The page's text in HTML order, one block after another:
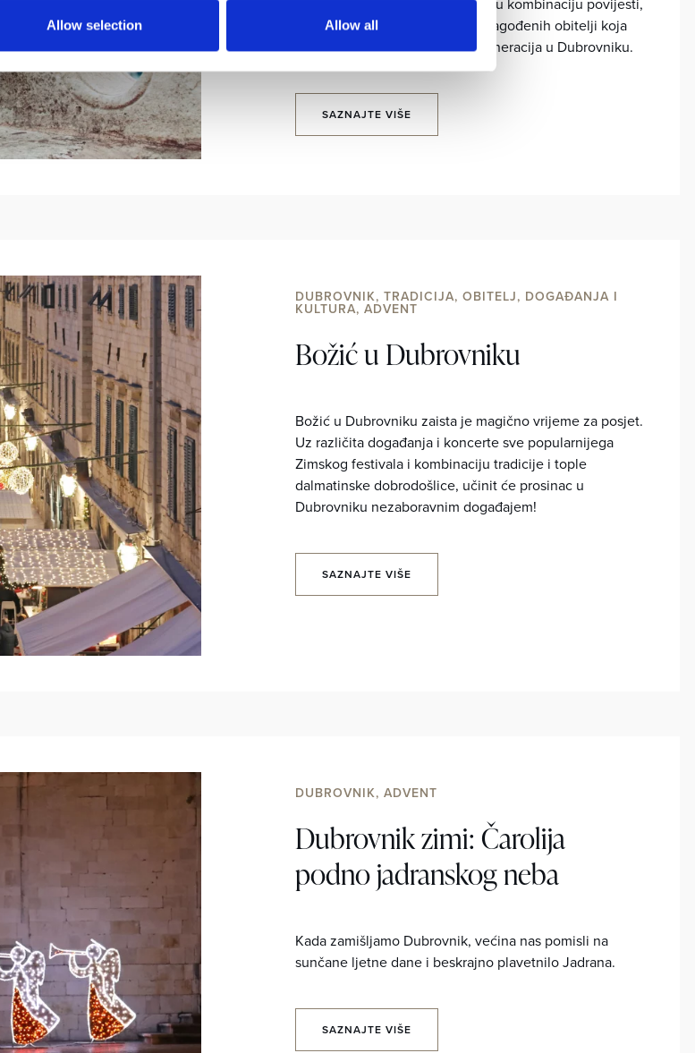
Allow selection Allow all
prirodnih ljepota i aktivnosti prilagođenih obitelji koja
će oduševiti posjetitelje svih generacija u Dubrovniku.
SAZNAJTE VIŠE
DUBROVNIK, TRADICIJA, OBITELJ, DOGAĐANJA I
KULTURA, ADVENT
Božić u Dubrovniku
Božić u Dubrovniku zaista je magično vrijeme za posjet.
Uz različita događanja i koncerte sve popularnijega
Zimskog festivala i kombinaciju tradicije i tople
dalmatinske dobrodošlice, učinit će prosinac u
Dubrovniku nezaboravnim događajem!
SAZNAJTE VIŠE
DUBROVNIK, ADVENT
Dubrovnik zimi: Čarolija
podno jadranskog neba
Kada zamišljamo Dubrovnik, većina nas pomisli na
sunčane ljetne dane i beskrajno plavetnilo Jadrana.
SAZNAJTE VIŠE